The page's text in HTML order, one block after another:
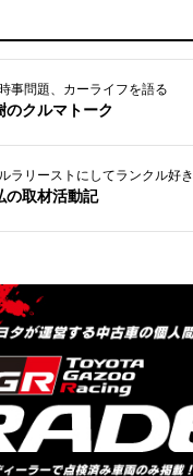
事問題、カーライフを語る
のクルマトーク
ラリーストにしてランクル好き
の取材活動記